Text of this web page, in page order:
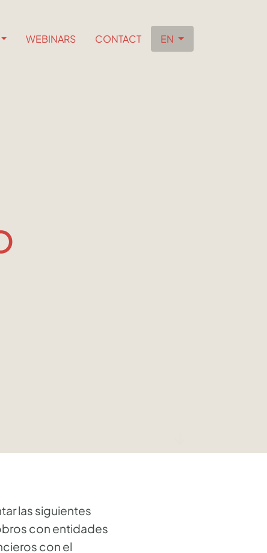
WEBINARS CONTACT EN
las siguientes
con entidades
con el